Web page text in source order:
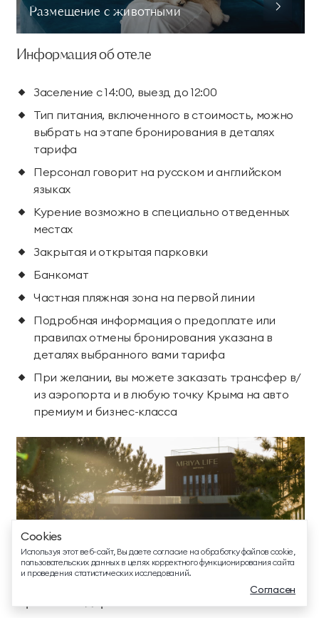
ТЕЛЕФОН ДЛЯ СВЯЗИ
88005505271
ДОПОЛНИТЕЛЬНЫЙ ТЕЛЕФОН ДЛЯ СВЯЗИ
+74991107964
СВЯЗАТЬСЯ В МЕССЕНДЖЕРЕ
EMAIL ДЛЯ ВОПРОСОВ И ПОЖЕЛАНИЙ
info@mriyaresort.com
Размещение с животными
Информация об отеле
Заселение с 14:00, выезд до 12:00
Тип питания, включенного в стоимость, можно
выбрать на этапе бронирования в деталях
тарифа
Персонал говорит на русском и английском
языках
Курение возможно в специально отведенных
местах
Закрытая и открытая парковки
Банкомат
Частная пляжная зона на первой линии
Подробная информация о предоплате или
правилах отмены бронирования указана в
деталях выбранного вами тарифа
При желании, вы можете заказать трансфер в/
из аэропорта и в любую точку Крыма на авто
премиум и бизнес-класса
Комплементарные оздоровительные программы от 3
ночей
Красота и здоровье
Cookies
Используя этот веб-сайт, Вы даете согласие на обработку файлов cookie,
пользовательских данных в целях корректного функционирования сайта
и проведения статистических исследований.
Согласен